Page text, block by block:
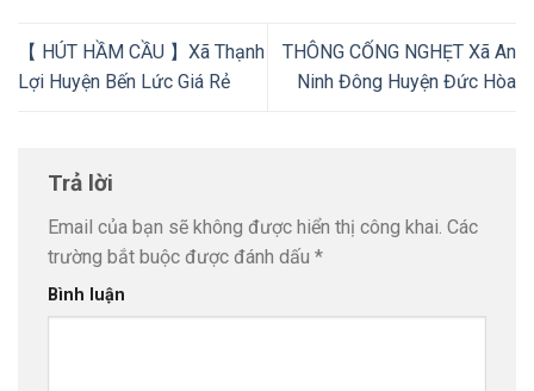
【 HÚT HẦM CẦU 】Xã Thạnh
Lợi Huyện Bến Lức Giá Rẻ
THÔNG CỐNG NGHẸT Xã An
Ninh Đông Huyện Đức Hòa
Trả lời
Email của bạn sẽ không được hiển thị công khai. Các
trường bắt buộc được đánh dấu *
Bình luận